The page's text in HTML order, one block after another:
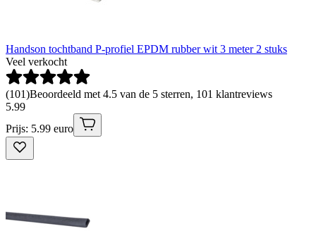
Handson tochtband P-profiel EPDM rubber wit 3 meter 2 stuks
Veel verkocht
(101)Beoordeeld met 4.5 van de 5 sterren, 101 klantreviews
5.99
Prijs: 5.99 euro